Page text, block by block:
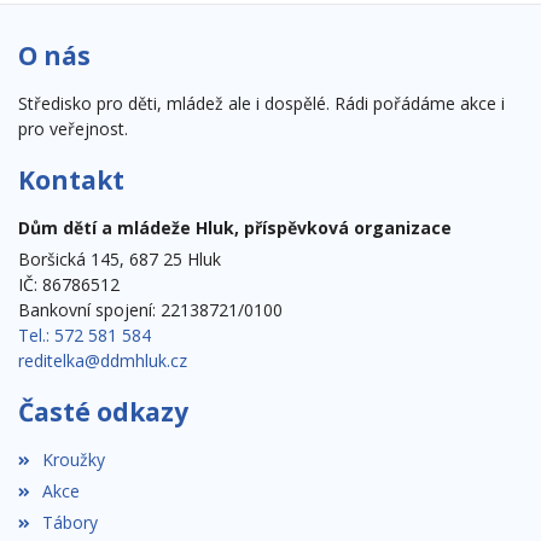
O nás
Středisko pro děti, mládež ale i dospělé. Rádi pořádáme akce i
pro veřejnost.
Kontakt
Dům dětí a mládeže Hluk, příspěvková organizace
Boršická 145, 687 25 Hluk
IČ: 86786512
Bankovní spojení: 22138721/0100
Tel.: 572 581 584
reditelka@ddmhluk.cz
Časté odkazy
Kroužky
Akce
Tábory